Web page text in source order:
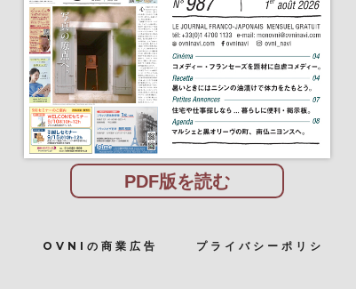
PDF版を読む
OVNIの商業広告 プライバシーポリシ